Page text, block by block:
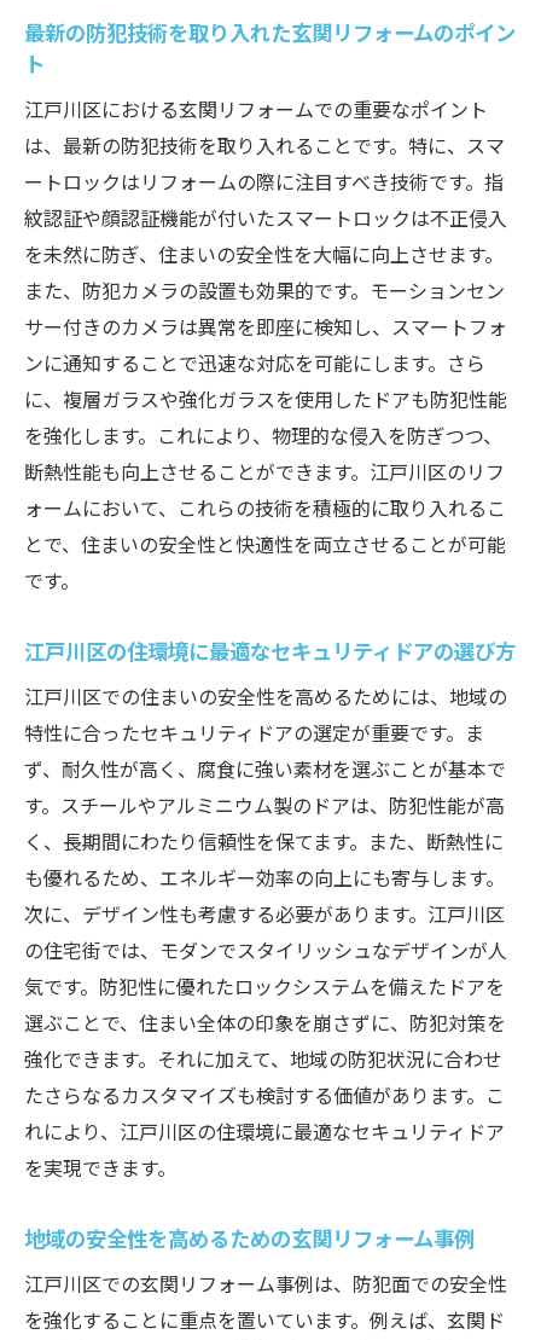
住まいの安全性を確保するリフォームの流
れ
地域特性を活かした玄関リフォームの魅力
江戸川区ならではの玄関デザインの提案
地域環境に調和する自然素材を活用したリ
フォーム
江戸川区の特性に合わせた防犯対策
地元コミュニティと連携した安全性向上策
地域特性を考慮した施工方法の選定
江戸川区の魅力を引き出す玄関リフォーム
事例
防犯技術で安心な暮らしを実現する江戸川区の
玄関
最新のスマートロック技術で安全性を向上
相乗効果
ハイテク防犯機器を活用した安心の住環境
江戸川区のニーズに応える防犯技術の選び
方
未来の防犯技術を先取りした玄関リフォー
ム
江戸川区だからできる住まいの安全性向上策
地域に根ざしたリフォームプランの立案
江戸川区における防犯意識向上の重要性
地域住民と連携した安全性向上の取り組み
江戸川区特有の防犯課題への対応方法
環境に優しい素材で安全性をアップ
地域コミュニティとの協働による防犯力強
化
事例
ハイテク機器を取り入れたリフォーム成功
事例
最新の防犯技術を取り入れた玄関リフォームのポイン
ト
江戸川区における玄関リフォームでの重要なポイント
は、最新の防犯技術を取り入れることです。特に、スマ
ートロックはリフォームの際に注目すべき技術です。指
紋認証や顔認証機能が付いたスマートロックは不正侵入
を未然に防ぎ、住まいの安全性を大幅に向上させます。
また、防犯カメラの設置も効果的です。モーションセン
サー付きのカメラは異常を即座に検知し、スマートフォ
ンに通知することで迅速な対応を可能にします。さら
に、複層ガラスや強化ガラスを使用したドアも防犯性能
を強化します。これにより、物理的な侵入を防ぎつつ、
断熱性能も向上させることができます。江戸川区のリフ
ォームにおいて、これらの技術を積極的に取り入れるこ
とで、住まいの安全性と快適性を両立させることが可能
です。
江戸川区の住環境に最適なセキュリティドアの選び方
江戸川区での住まいの安全性を高めるためには、地域の
特性に合ったセキュリティドアの選定が重要です。ま
ず、耐久性が高く、腐食に強い素材を選ぶことが基本で
す。スチールやアルミニウム製のドアは、防犯性能が高
く、長期間にわたり信頼性を保てます。また、断熱性に
も優れるため、エネルギー効率の向上にも寄与します。
次に、デザイン性も考慮する必要があります。江戸川区
の住宅街では、モダンでスタイリッシュなデザインが人
気です。防犯性に優れたロックシステムを備えたドアを
選ぶことで、住まい全体の印象を崩さずに、防犯対策を
強化できます。それに加えて、地域の防犯状況に合わせ
たさらなるカスタマイズも検討する価値があります。こ
れにより、江戸川区の住環境に最適なセキュリティドア
を実現できます。
地域の安全性を高めるための玄関リフォーム事例
江戸川区での玄関リフォーム事例は、防犯面での安全性
を強化することに重点を置いています。例えば、玄関ド